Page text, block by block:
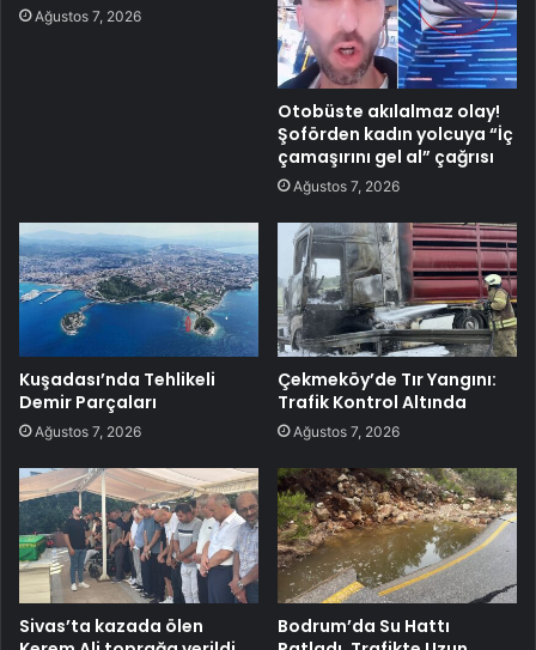
Ağustos 7, 2026
Otobüste akılalmaz olay!
Şoförden kadın yolcuya “İç
çamaşırını gel al” çağrısı
Ağustos 7, 2026
Kuşadası’nda Tehlikeli
Demir Parçaları
Ağustos 7, 2026
Çekmeköy’de Tır Yangını:
Trafik Kontrol Altında
Ağustos 7, 2026
Sivas’ta kazada ölen
Bodrum’da Su Hattı